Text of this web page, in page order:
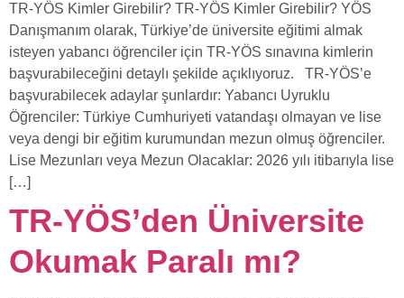
TR-YÖS Kimler Girebilir? TR-YÖS Kimler Girebilir? YÖS
Danışmanım olarak, Türkiye’de üniversite eğitimi almak
isteyen yabancı öğrenciler için TR-YÖS sınavına kimlerin
başvurabileceğini detaylı şekilde açıklıyoruz. TR-YÖS’e
başvurabilecek adaylar şunlardır: Yabancı Uyruklu
Öğrenciler: Türkiye Cumhuriyeti vatandaşı olmayan ve lise
veya dengi bir eğitim kurumundan mezun olmuş öğrenciler.
Lise Mezunları veya Mezun Olacaklar: 2026 yılı itibarıyla lise
[…]
TR-YÖS’den Üniversite
Okumak Paralı mı?